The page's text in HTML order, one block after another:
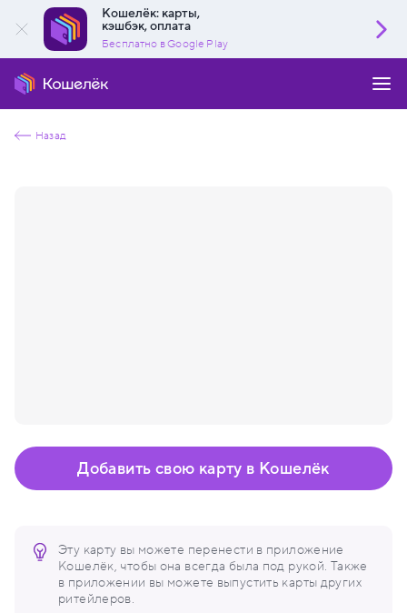
Кошелёк: карты,
кэшбэк, оплата
Бесплатно в Google Play
Назад
Эту карту вы можете перенести в приложение
Кошелёк, чтобы она всегда была под рукой. Также
в приложении вы можете выпустить карты других
ритейлеров.
Добавить свою карту в Кошелёк